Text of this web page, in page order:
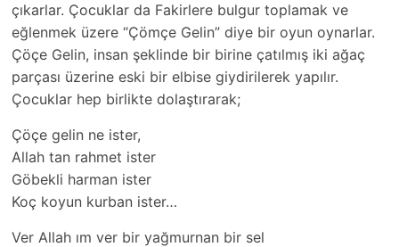
çıkarlar. Çocuklar da Fakirlere bulgur toplamak ve
eğlenmek üzere “Çömçe Gelin” diye bir oyun oynarlar.
Çöçe Gelin, insan şeklinde bir birine çatılmış iki ağaç
parçası üzerine eski bir elbise giydirilerek yapılır.
Çocuklar hep birlikte dolaştırarak;
Çöçe gelin ne ister,
Allah tan rahmet ister
Göbekli harman ister
Koç koyun kurban ister…
Ver Allah ım ver bir yağmurnan bir sel